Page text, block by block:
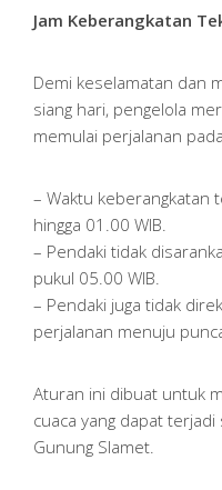
Jam Keberangkatan
Demi keselamatan dan
siang hari, pengelola
memulai perjalanan
– Waktu keberangkatan
hingga 01.00 WIB.
– Pendaki tidak
pukul 05.00 WIB.
– Pendaki juga tidak
perjalanan menuju
Aturan ini dibuat untuk
cuaca yang dapat
Gunung Slamet.